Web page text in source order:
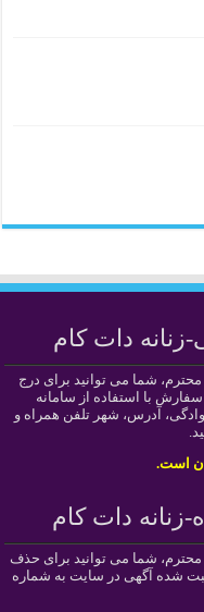
زنانه دات کام
شما می توانید برای درج
با استفاده از سامانه
آدرس، شهر تلفن همراه و
است.
دات کام
محترم، شما می توانید برای حذف